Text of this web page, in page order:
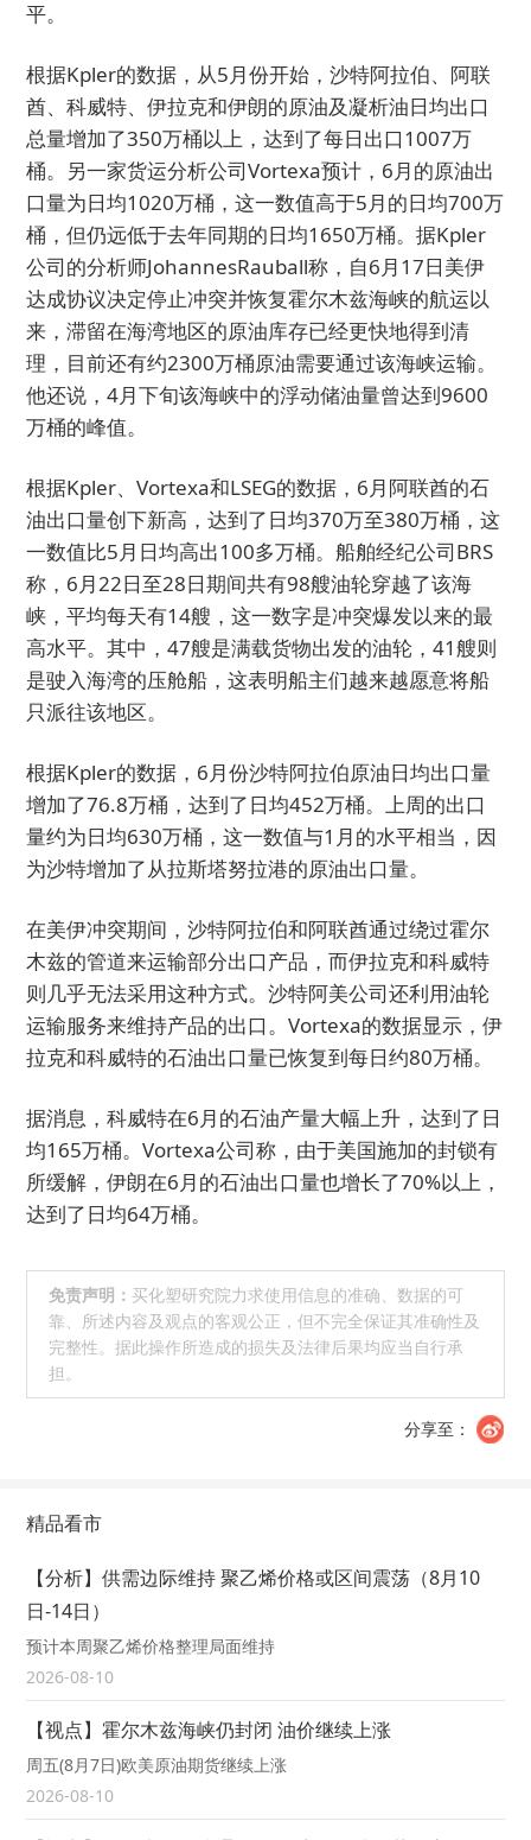
平。
根据Kpler的数据，从5月份开始，沙特阿拉伯、阿联
酋、科威特、伊拉克和伊朗的原油及凝析油日均出口
总量增加了350万桶以上，达到了每日出口1007万
桶。另一家货运分析公司Vortexa预计，6月的原油出
口量为日均1020万桶，这一数值高于5月的日均700万
桶，但仍远低于去年同期的日均1650万桶。据Kpler
公司的分析师JohannesRauball称，自6月17日美伊
达成协议决定停止冲突并恢复霍尔木兹海峡的航运以
来，滞留在海湾地区的原油库存已经更快地得到清
理，目前还有约2300万桶原油需要通过该海峡运输。
他还说，4月下旬该海峡中的浮动储油量曾达到9600
万桶的峰值。
根据Kpler、Vortexa和LSEG的数据，6月阿联酋的石
油出口量创下新高，达到了日均370万至380万桶，这
一数值比5月日均高出100多万桶。船舶经纪公司BRS
称，6月22日至28日期间共有98艘油轮穿越了该海
峡，平均每天有14艘，这一数字是冲突爆发以来的最
高水平。其中，47艘是满载货物出发的油轮，41艘则
是驶入海湾的压舱船，这表明船主们越来越愿意将船
只派往该地区。
根据Kpler的数据，6月份沙特阿拉伯原油日均出口量
增加了76.8万桶，达到了日均452万桶。上周的出口
量约为日均630万桶，这一数值与1月的水平相当，因
为沙特增加了从拉斯塔努拉港的原油出口量。
在美伊冲突期间，沙特阿拉伯和阿联酋通过绕过霍尔
木兹的管道来运输部分出口产品，而伊拉克和科威特
则几乎无法采用这种方式。沙特阿美公司还利用油轮
运输服务来维持产品的出口。Vortexa的数据显示，伊
拉克和科威特的石油出口量已恢复到每日约80万桶。
据消息，科威特在6月的石油产量大幅上升，达到了日
均165万桶。Vortexa公司称，由于美国施加的封锁有
所缓解，伊朗在6月的石油出口量也增长了70%以上，
达到了日均64万桶。
免责声明： 买化塑研究院力求使用信息的准确、数据的可
靠、所述内容及观点的客观公正，但不完全保证其准确性及
完整性。据此操作所造成的损失及法律后果均应当自行承
担。
分享至：
精品看市
【分析】供需边际维持 聚乙烯价格或区间震荡（8月10
日-14日）
预计本周聚乙烯价格整理局面维持
2026-08-10
【视点】霍尔木兹海峡仍封闭 油价继续上涨
周五(8月7日)欧美原油期货继续上涨
2026-08-10